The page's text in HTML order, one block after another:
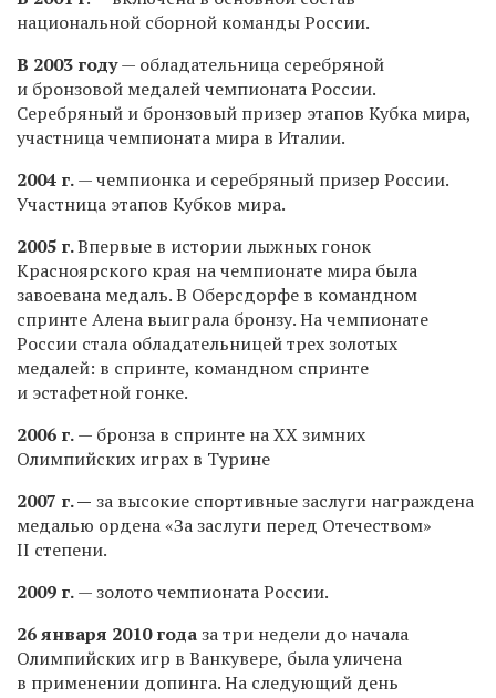
национальной сборной команды России.
В 2003 году— обладательница серебряной
и бронзовой медалей чемпионата России.
Серебряный и бронзовый призер этапов Кубка мира,
участница чемпионата мира в Италии.
2004 г.— чемпионка и серебряный призер России.
Участница этапов Кубков мира.
2005 г.Впервые в истории лыжных гонок
Красноярского края на чемпионате мира была
завоевана медаль. В Оберсдорфе в командном
спринте Алена выиграла бронзу. На чемпионате
России стала обладательницей трех золотых
медалей: в спринте, командном спринте
и эстафетной гонке.
2006 г.— бронза в спринте на ХХ зимних
Олимпийских играх в Турине
2007 г. — за высокие спортивные заслуги награждена
медалью ордена «За заслуги перед Отечеством»
II степени.
2009 г.— золото чемпионата России.
26 января 2010 годаза три недели до начала
Олимпийских игр в Ванкувере, была уличена
в применении допинга. На следующий день